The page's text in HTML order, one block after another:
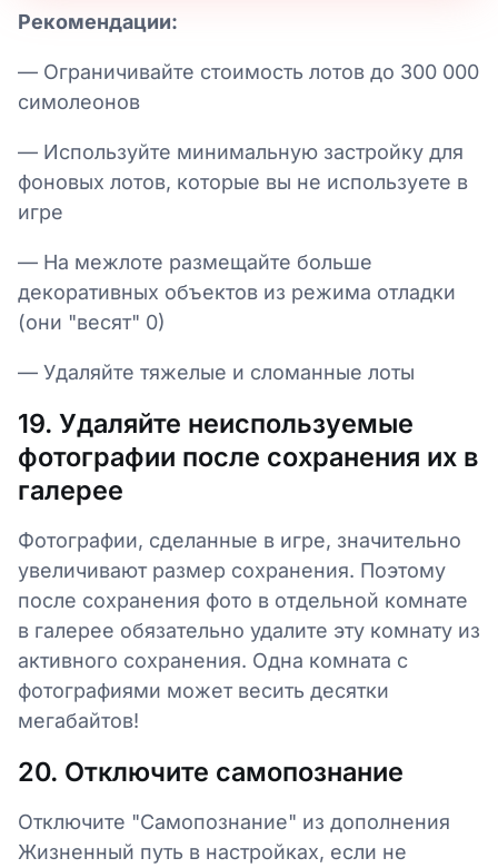
Рекомендации:
— Ограничивайте стоимость лотов до 300 000
симолеонов
— Используйте минимальную застройку для
фоновых лотов, которые вы не используете в
игре
— На межлоте размещайте больше
декоративных объектов из режима отладки
(они "весят" 0)
— Удаляйте тяжелые и сломанные лоты
19. Удаляйте неиспользуемые
фотографии после сохранения их в
галерее
Фотографии, сделанные в игре, значительно
увеличивают размер сохранения. Поэтому
после сохранения фото в отдельной комнате
в галерее обязательно удалите эту комнату из
активного сохранения. Одна комната с
фотографиями может весить десятки
мегабайтов!
20. Отключите самопознание
Отключите "Самопознание" из дополнения
Жизненный путь в настройках, если не